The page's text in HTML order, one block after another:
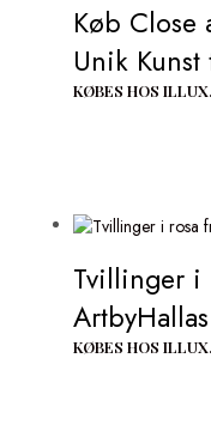
Køb Close
Unik
KØBES HOS
Tvillinger i
ArtbyHallas
KØBES HOS